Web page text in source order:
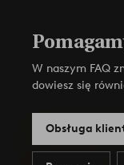
W naszym FAQ
dowiesz się
Obsługa